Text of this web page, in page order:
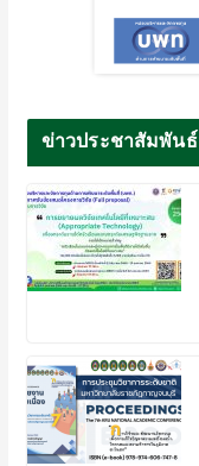
ข่าวประชาสัมพันธ์